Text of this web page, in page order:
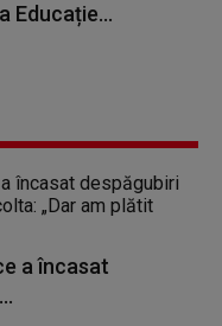
Educație...
a încasat